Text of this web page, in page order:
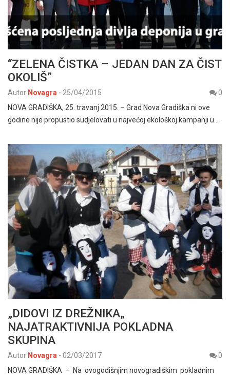
“ZELENA ČISTKA – JEDAN DAN ZA ČIST
OKOLIŠ”
Autor Novagra - 25/04/2015
0
NOVA GRADIŠKA, 25. travanj 2015. – Grad Nova Gradiška ni ove
godine nije propustio sudjelovati u najvećoj ekološkoj kampanji u…
„DIDOVI IZ DREŽNIKA„
NAJATRAKTIVNIJA POKLADNA
SKUPINA
Autor Novagra - 02/03/2017
0
NOVA GRADIŠKA – Na ovogodišnjim novogradiškim pokladnim